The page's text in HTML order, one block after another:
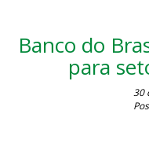
Banco do
para
30